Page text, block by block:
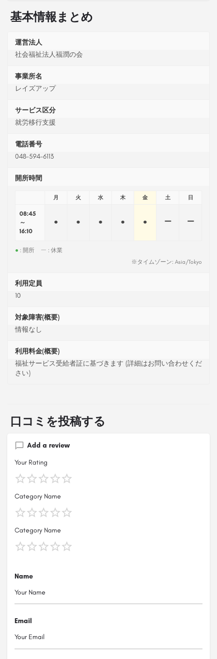
基本情報まとめ
運営法人
社会福祉法人福潤の会
事業所名
レイズアップ
サービス区分
就労移行支援
電話番号
048-594-6113
開所時間
月 火 水 木 金 土 日
08:45
～
16:10
● ● ● ● ● ー ー
● : 開所 ー : 休業
※タイムゾーン: Asia/Tokyo
利用定員
10
対象障害(概要)
情報なし
利用料金(概要)
福祉サービス受給者証に基づきます (詳細はお問い合わせくだ
さい)
口コミを投稿する
Add a review
Your Rating
Category Name
Category Name
Name
Email